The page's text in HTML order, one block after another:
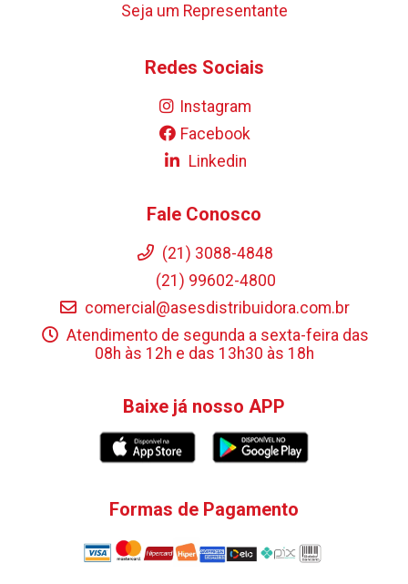
Seja um Representante
Redes Sociais
Instagram
Facebook
Linkedin
Fale Conosco
(21) 3088-4848
(21) 99602-4800
comercial@asesdistribuidora.com.br
Atendimento de segunda a sexta-feira das
08h às 12h e das 13h30 às 18h
Baixe já nosso APP
Formas de Pagamento